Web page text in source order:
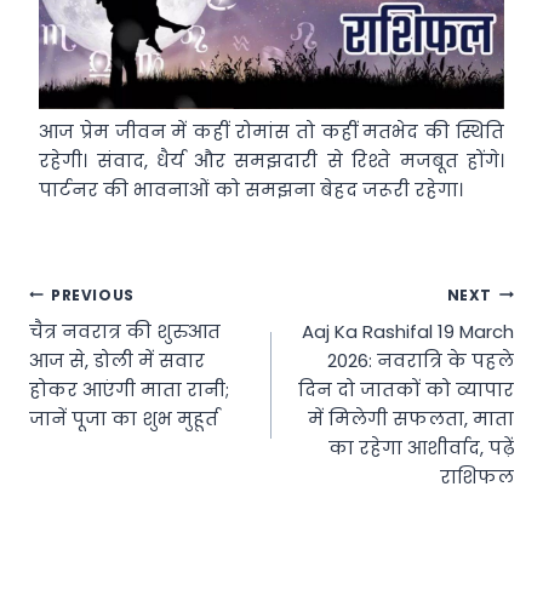
आज प्रेम जीवन में कहीं रोमांस तो कहीं मतभेद की स्थिति
रहेगी। संवाद, धैर्य और समझदारी से रिश्ते मजबूत होंगे।
पार्टनर की भावनाओं को समझना बेहद जरूरी रहेगा।
Post
navigation
PREVIOUS
चैत्र नवरात्र की शुरुआत
आज से, डोली में सवार
होकर आएंगी माता रानी;
जानें पूजा का शुभ मुहूर्त
NEXT
Aaj Ka Rashifal 19 March
2026: नवरात्रि के पहले
दिन दो जातकों को व्यापार
में मिलेगी सफलता, माता
का रहेगा आशीर्वाद, पढ़ें
राशिफल